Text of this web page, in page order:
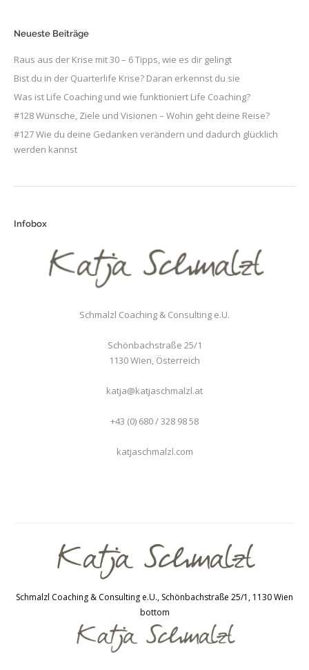
Neueste Beiträge
Raus aus der Krise mit 30 – 6 Tipps, wie es dir gelingt
Bist du in der Quarterlife Krise? Daran erkennst du sie
Was ist Life Coaching und wie funktioniert Life Coaching?
#128 Wünsche, Ziele und Visionen – Wohin geht deine Reise?
#127 Wie du deine Gedanken verändern und dadurch glücklich
werden kannst
Infobox
Schmalzl Coaching & Consulting e.U.
Schönbachstraße 25/1
1130Wien, Österreich
katja@katjaschmalzl.at
+43 (0) 680 / 328 98 58
katjaschmalzl.com
Schmalzl Coaching & Consulting e.U., Schönbachstraße 25/1, 1130 Wien
bottom